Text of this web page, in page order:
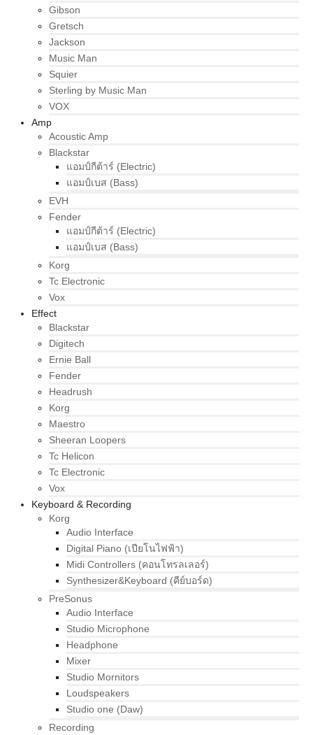
Gibson
Gretsch
Jackson
Music Man
Squier
Sterling by Music Man
VOX
Amp
Acoustic Amp
Blackstar
แอมป์กีต้าร์ (Electric)
แอมป์เบส (Bass)
EVH
Fender
แอมป์กีต้าร์ (Electric)
แอมป์เบส (Bass)
Korg
Tc Electronic
Vox
Effect
Blackstar
Digitech
Ernie Ball
Fender
Headrush
Korg
Maestro
Sheeran Loopers
Tc Helicon
Tc Electronic
Vox
Keyboard & Recording
Korg
Audio Interface
Digital Piano (เปียโนไฟฟ้า)
Midi Controllers (คอนโทรลเลอร์)
Synthesizer&Keyboard (คีย์บอร์ด)
PreSonus
Audio Interface
Studio Microphone
Headphone
Mixer
Studio Mornitors
Loudspeakers
Studio one (Daw)
Recording